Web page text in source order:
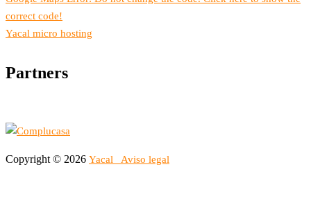
correct code!
Yacal micro hosting
Partners
Copyright © 2026 Yacal Aviso legal